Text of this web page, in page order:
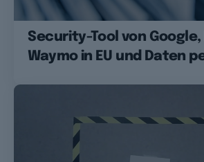
Security-Tool von Google,
Waymo in EU und Daten